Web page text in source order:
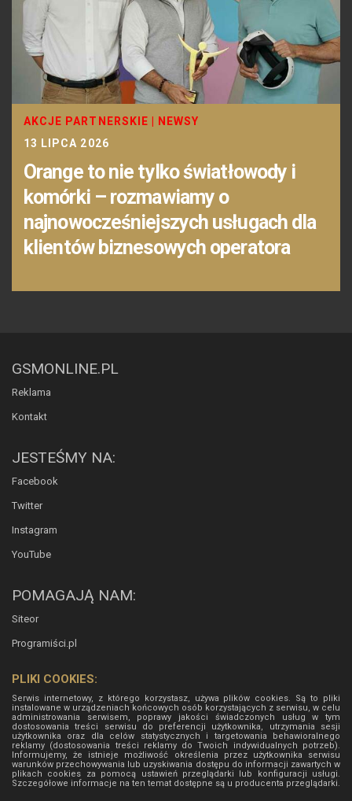
AKCJE PARTNERSKIE
NEWSY
13 LIPCA 2026
Orange to nie tylko światłowody i
komórki – rozmawiamy o
najnowocześniejszych usługach dla
klientów biznesowych operatora
GSMONLINE.PL
Reklama
Kontakt
JESTEŚMY NA:
Facebook
Twitter
Instagram
YouTube
POMAGAJĄ NAM:
Siteor
Programiści.pl
PLIKI COOKIES:
Serwis internetowy, z którego korzystasz, używa plików cookies. Są to pliki
instalowane w urządzeniach końcowych osób korzystających z serwisu, w celu
administrowania serwisem, poprawy jakości świadczonych usług w tym
dostosowania treści serwisu do preferencji użytkownika, utrzymania sesji
użytkownika oraz dla celów statystycznych i targetowania behawioralnego
reklamy (dostosowania treści reklamy do Twoich indywidualnych potrzeb).
Informujemy, że istnieje możliwość określenia przez użytkownika serwisu
warunków przechowywania lub uzyskiwania dostępu do informacji zawartych w
plikach cookies za pomocą ustawień przeglądarki lub konfiguracji usługi.
Szczegółowe informacje na ten temat dostępne są u producenta przeglądarki.